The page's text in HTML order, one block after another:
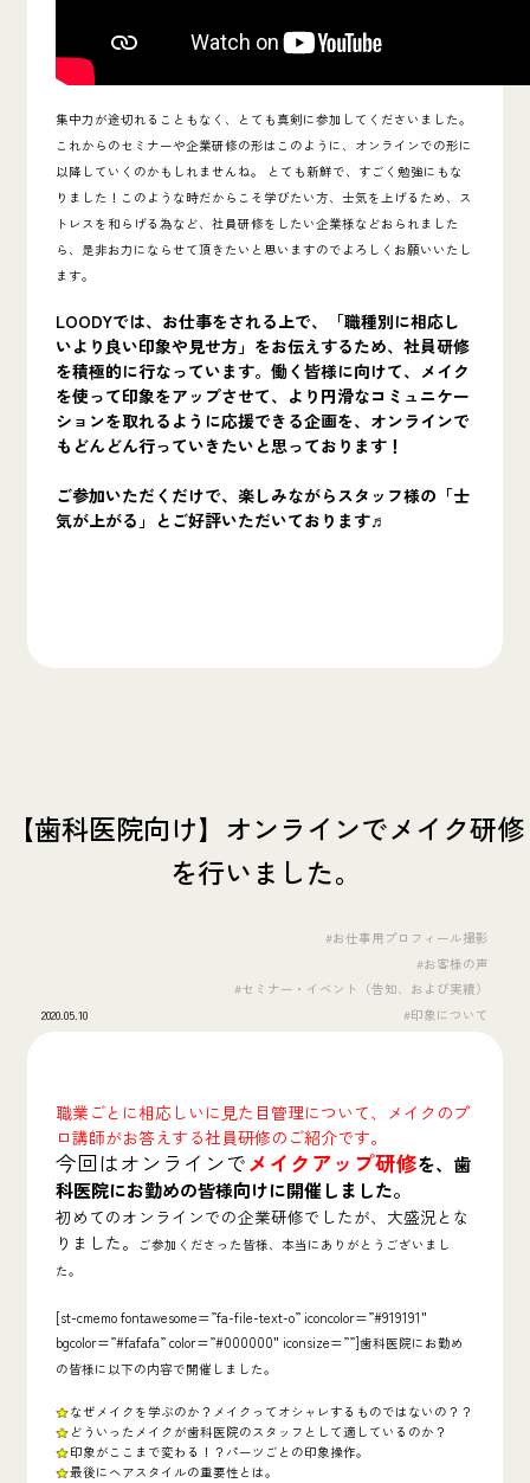
集中力が途切れることもなく、とても真剣に参加してくださいました。
これからのセミナーや企業研修の形はこのように、オンラインでの形に
以降していくのかもしれませんね。 とても新鮮で、すごく勉強にもな
りました！ このような時だからこそ学びたい方、士気を上げるため、ス
トレスを和らげる為など、社員研修をしたい企業様などおられました
ら、是非お力にならせて頂きたいと思いますのでよろしくお願いいたし
ます。
LOODYでは、お仕事をされる上で、「職種別に相応し
いより良い印象や見せ方」をお伝えするため、社員研修
を積極的に行なっています。働く皆様に向けて、メイク
を使って印象をアップさせて、より円滑なコミュニケー
ションを取れるように応援できる企画を、オンラインで
もどんどん行っていきたいと思っております！
ご参加いただくだけで、楽しみながらスタッフ様の「士
気が上がる」とご好評いただいております♬
【歯科医院向け】オンラインでメイク研修
を行いました。
2020.05.10
#お仕事用プロフィール撮影
#お客様の声
#セミナー・イベント（告知、および実績）
#印象について
職業ごとに相応しいに見た目管理について、メイクのプ
ロ講師がお答えする社員研修のご紹介です。
今回はオンラインでメイクアップ研修を、歯
科医院にお勤めの皆様向けに開催しました。
初めてのオンラインでの企業研修でしたが、大盛況とな
りました。
ご参加くださった皆様、本当にありがとうございまし
た。
[st-cmemo fontawesome=”fa-file-text-o” iconcolor=”#919191″
bgcolor=”#fafafa” color=”#000000″ iconsize=””]歯科医院にお勤め
の皆様に以下の内容で開催しました。
なぜメイクを学ぶのか？メイクってオシャレするものではないの？？
どういったメイクが歯科医院のスタッフとして適しているのか？
印象がここまで変わる！？パーツごとの印象操作。
最後にヘアスタイルの重要性とは。